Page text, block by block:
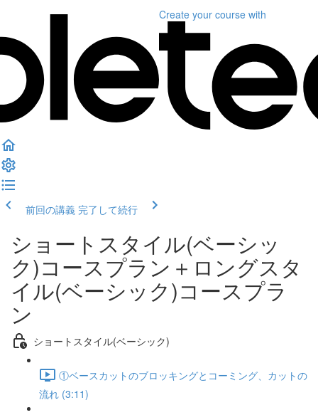
Create your course with
前回の講義 完了して続行
ショートスタイル(ベーシッ
ク)コースプラン＋ロングスタ
イル(ベーシック)コースプラ
ン
ショートスタイル(ベーシック)
①ベースカットのブロッキングとコーミング、カットの
流れ (3:11)